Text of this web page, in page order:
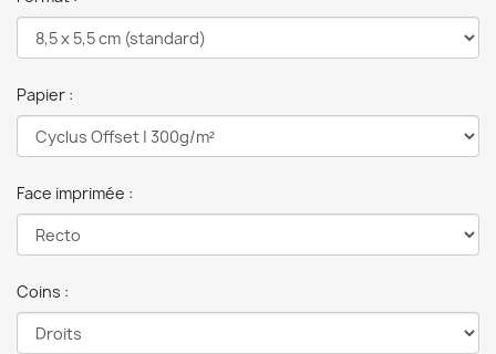
Papier :
Face imprimée :
Coins :